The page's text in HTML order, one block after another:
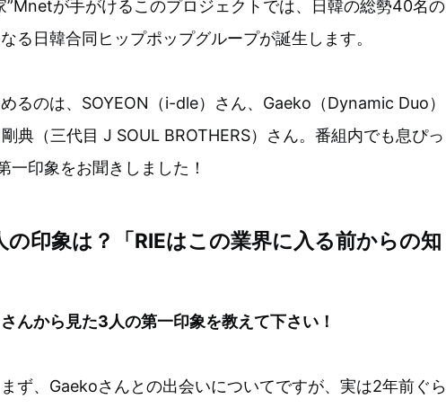
”Mnetが手がけるこのプロジェクトでは、日韓の総勢40名の
る日韓合同ヒップポップグループが誕生します。
るのは、SOYEON（i-dle）さん、Gaeko（Dynamic Duo）
典（三代目 J SOUL BROTHERS）さん。番組内でも息ぴっ
印象をお聞きしました！
印象は？「RIEはこの業界に入る前からの知
から見た3人の第一印象を教えて下さい！
まず、Gaekoさんとの出会いについてですが、実は2年前ぐら